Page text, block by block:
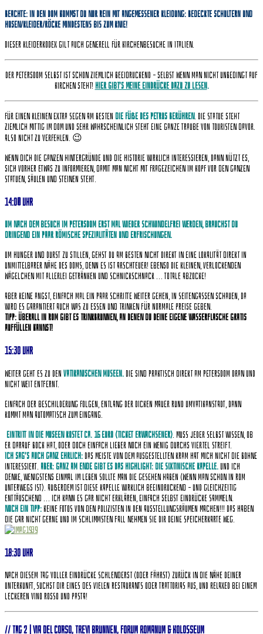
Beachte: In den Dom kommst du nur rein mit angemessener Kleidung: bedeckte Schultern und
Hosen/Kleider/Röcke mindestens bis zum Knie!
Dieser Kleiderkodex gilt auch generell für Kirchenbesuche in Italien.
Der Petersdom selbst ist schon ziemlich beeidruckend – selbst wenn man nicht unbedingt auf
Kirchen steht! Hier gibt’s meine Eindrücke dazu zu lesen.
Für einen kleinen extra Segen am besten die Füße des Petrus berühren. Die Statue steht
ziemlich mittig im Dom und sehr wahrscheinlich steht eine ganze Traube von Touristen davor.
Also nicht zu verfehlen. 😉
Wenn Dich die ganzen Hintergründe und die Historie wirklich interessieren, dann nützt es,
sich vorher etwas zu informieren, damit man nicht mit Fragezeichen im Kopf vor den ganzen
Statuen, Säulen und Steinen steht.
14:00 Uhr
Um nach dem Besuch im Petersdom erst mal wieder schwindelfrei werden, brauchst du
dringend ein paar römische Spezialitäten und Erfrischungen.
Um Hunger und Durst zu stillen, gehst du am besten nicht direkt in eine Lokalität direkt in
unmittelbarer Nähe des Doms, denn es ist arschteuer! Ebenso die kleinen, verlockenden
Wägelchen mit allerlei Getränken und Schnickschnack … totale Abzocke!
Aber keine Angst, einfach mal ein paar Schritte weiter gehen, in Seitengassen schauen, da
wird es garantiert auch was zu essen und trinken für normale Preise geben.
Tipp: Überall in Rom gibt es Trinkbrunnen, an denen du deine eigene Wasserflasche gratis
auffüllen kannst!
15:30 Uhr
Weiter geht es zu den vatikanischen Museen.Die sind praktisch direkt am Petersdom dran und
nicht weit entfernt.
Einfach der Beschilderung folgen, entlang der dicken Mauer rund umVatikanstadt, dann
kommt man automatisch zum Eingang.
Eintritt in die Museen kostet ca. 16 Euro (Ticket Erwachsener). Muss jeder selbst wissen, ob
er darauf Bock hat, oder doch einfach lieber noch ein wenig durchs Viertel streift.
Ich sag’s auch ganz ehrlich:Das meiste von dem ausgestellten Kram hat mich nicht die Bohne
interessiert. ABER: Ganz am Ende gibt es das Highlight: die Sixtinische Kapelle.Und ich
denke, wenigstens einmal im Leben sollte man die gesehen haben (wenn man schon in Rom
unterwegs ist). Außerdem ist diese Kapelle wirklich beeindruckend – und gleichzeitig
enttäuschend … ich kann es gar nicht erklären, einfach selbst Eindrücke sammeln.
Noch ein Tipp:Keine Fotos von den Polizisten in den Ausstellungsräumen machen!!! Das haben
die gar nicht gerne und im schlimmsten Fall nehmen sie Dir deine Speicherkarte weg.
18:30 Uhr
Nach diesem Tag voller Eindrücke schlenderst (oder fährst) zurück in die Nähe Deiner
Unterkunft, suchst Dir eines des vielen Restaurants oder Trattorias aus, und relaxed bei einem
leckeren Vino Rosso und Pasta!
// Tag 2 | Via del Corso, Trevi Brunnen, Forum Romanum & Kolosseum